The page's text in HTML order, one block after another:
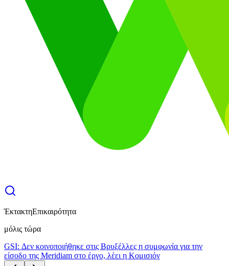
ΈκτακτηΕπικαιρότητα
μόλις τώρα
GSI: Δεν κοινοποιήθηκε στις Βρυξέλλες η συμφωνία για την
είσοδο της Meridiam στο έργο, λέει η Κομισιόν